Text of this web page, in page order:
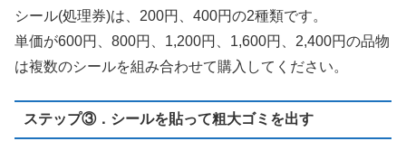
シール(処理券)は、200円、400円の2種類です。
単価が600円、800円、1,200円、1,600円、2,400円の品物
は複数のシールを組み合わせて購入してください。
ステップ③．シールを貼って粗大ゴミを出す